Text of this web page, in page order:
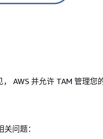
AWS 并允许 TAM 管理您
问题：